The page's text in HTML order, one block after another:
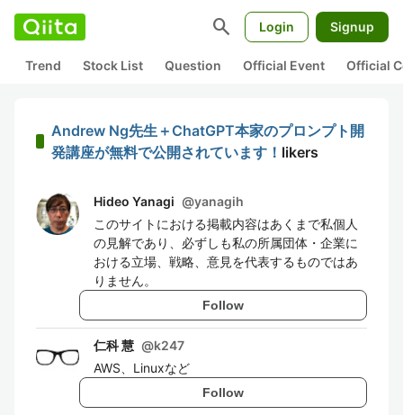
search Login Signup
Trend Stock List Question Official Event Official
Andrew Ng先生＋ChatGPT本家のプロンプト開
発講座が無料で公開されています！ likers
Hideo Yanagi @yanagih
このサイトにおける掲載内容はあくまで私個人
の見解であり、必ずしも私の所属団体・企業に
おける立場、戦略、意見を代表するものではあ
りません。
Follow
仁科 慧 @k247
AWS、Linuxなど
Follow